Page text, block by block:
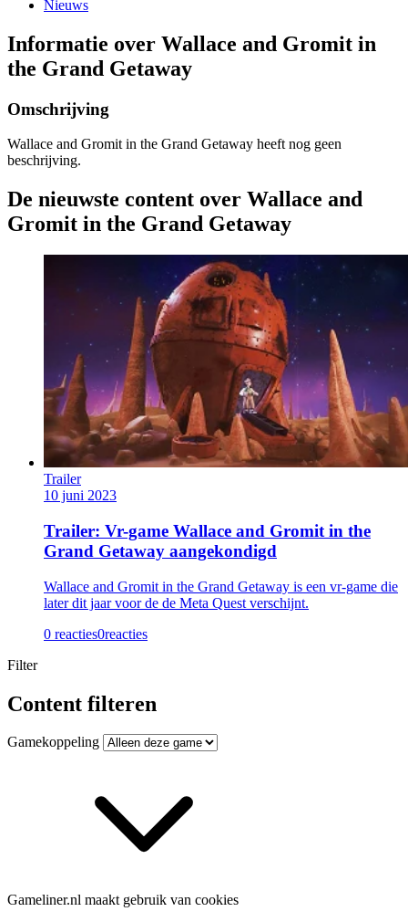
Nieuws
Informatie over Wallace and Gromit in
the Grand Getaway
Omschrijving
Wallace and Gromit in the Grand Getaway heeft nog geen
beschrijving.
De nieuwste content over Wallace and
Gromit in the Grand Getaway
Trailer
10 juni 2023
Trailer: Vr-game Wallace and Gromit in the
Grand Getaway aangekondigd
Wallace and Gromit in the Grand Getaway is een vr-game die
later dit jaar voor de de Meta Quest verschijnt.
0 reacties0reacties
Filter
Content filteren
Gamekoppeling
Gameliner.nl maakt gebruik van cookies